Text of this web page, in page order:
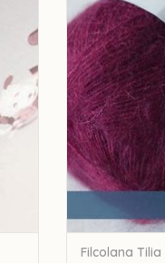
Filcolana Tilia